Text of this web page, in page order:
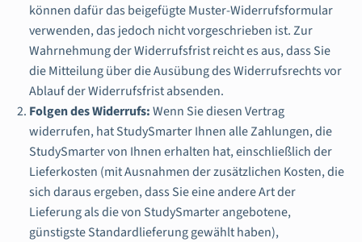
können dafür das beigefügte Muster-Widerrufsformular
verwenden, das jedoch nicht vorgeschrieben ist. Zur
Wahrnehmung der Widerrufsfrist reicht es aus, dass Sie
die Mitteilung über die Ausübung des Widerrufsrechts vor
Ablauf der Widerrufsfrist absenden.
Folgen des Widerrufs:Wenn Sie diesen Vertrag
widerrufen, hat StudySmarter Ihnen alle Zahlungen, die
StudySmarter von Ihnen erhalten hat, einschließlich der
Lieferkosten (mit Ausnahmen der zusätzlichen Kosten, die
sich daraus ergeben, dass Sie eine andere Art der
Lieferung als die von StudySmarter angebotene,
günstigste Standardlieferung gewählt haben),